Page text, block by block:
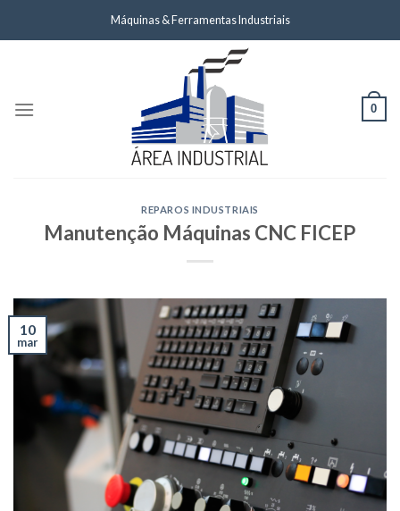
Máquinas & Ferramentas Industriais
0
REPAROS INDUSTRIAIS
Manutenção Máquinas CNC FICEP
10
mar